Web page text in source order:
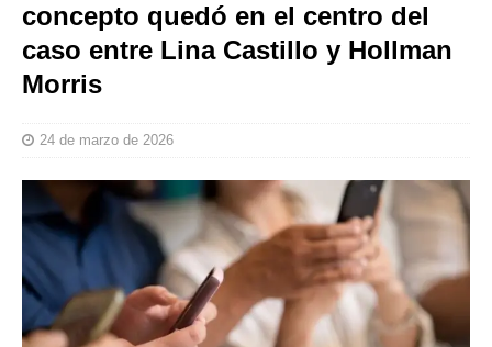
concepto quedó en el centro del
caso entre Lina Castillo y Hollman
Morris
24 de marzo de 2026